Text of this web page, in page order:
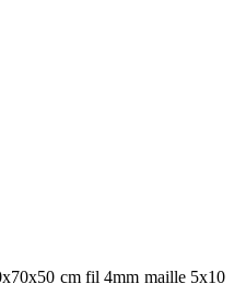
cm fil 4mm maille 5x10